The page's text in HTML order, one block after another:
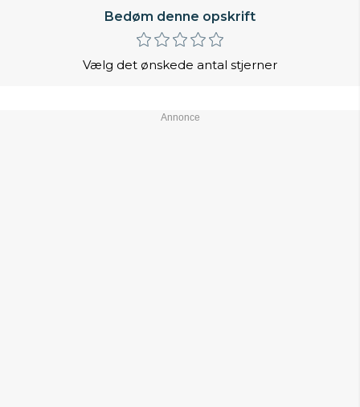
Bedøm denne opskrift
Vælg det ønskede antal stjerner